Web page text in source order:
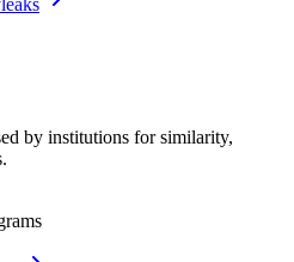
by institutions for similarity,